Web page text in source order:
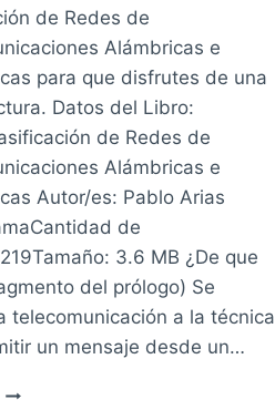
de Redes de
Alámbricas e
para que disfrutes de una
Datos del Libro:
de Redes de
Alámbricas e
Autor/es: Pablo Arias
de
3.6 MB ¿De que
del prólogo) Se
telecomunicación a la técnica
un mensaje desde un…
CLASIFICACIÓN